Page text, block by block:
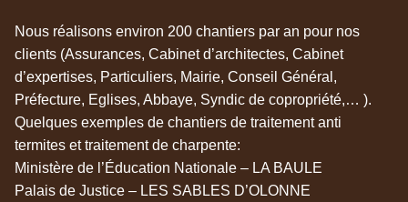
Nous réalisons environ 200 chantiers par an pour nos
clients (Assurances, Cabinet d’architectes, Cabinet
d’expertises, Particuliers, Mairie, Conseil Général,
Préfecture, Eglises, Abbaye, Syndic de copropriété,… ).
Quelques exemples de chantiers de traitement anti
termites et traitement de charpente:
Ministère de l’Éducation Nationale – LA BAULE
Palais de Justice – LES SABLES D’OLONNE